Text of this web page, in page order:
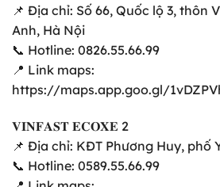
📌 Địa chỉ: Số 66, Quốc lộ 3, thôn
Anh, Hà Nội
📞 Hotline: 0826.55.66.99
📍 Link maps:
https://maps.app.goo.gl/
𝐕𝐈𝐍𝐅𝐀𝐒𝐓 𝐄𝐂𝐎𝐗𝐄 2
📌 Địa chỉ: KĐT Phương Huy, phố
📞 Hotline: 0589.55.66.99